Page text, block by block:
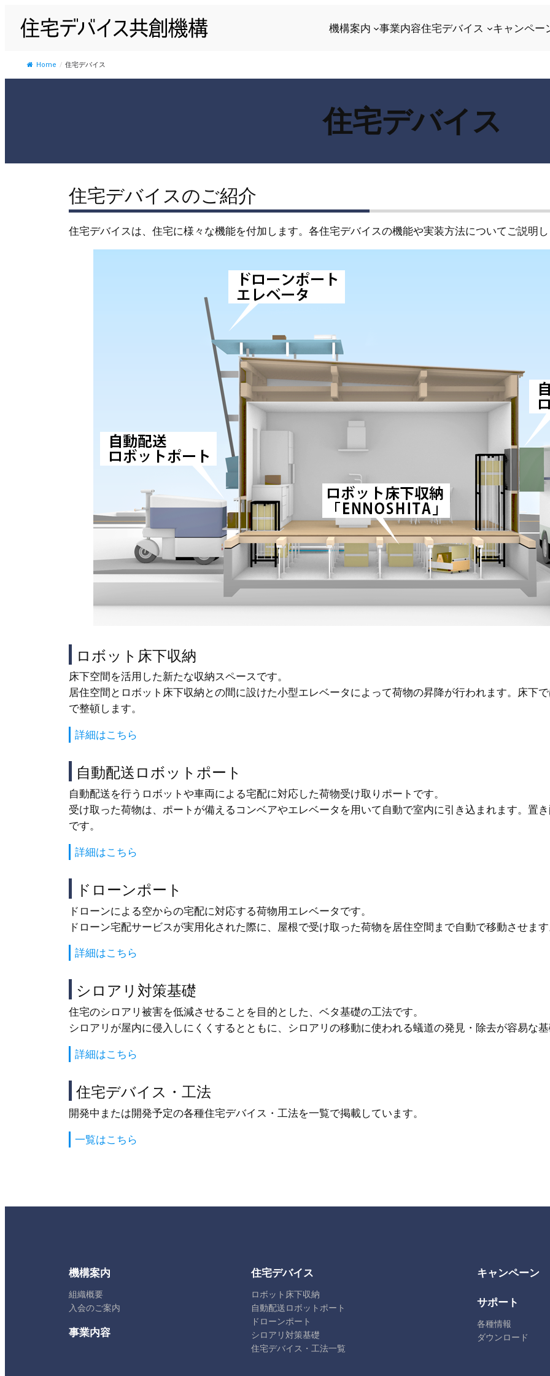
キ
機構案内 事業内容住宅デバイス キャンペー
Home / 住宅デバイス
住宅デバイス
住宅デバイスのご紹介
住宅デバイスは、住宅に様々な機能を付加します。各住宅デバイスの機能や実装方法についてご説明し
ロボット床下収納
床下空間を活用した新たな収納スペースです。
居住空間とロボット床下収納との間に設けた小型エレベータによって荷物の昇降が行われます。床下
で整頓します。
詳細はこちら
自動配送ロボットポート
自動配送を行うロボットや車両による宅配に対応した荷物受け取りポートです。
受け取った荷物は、ポートが備えるコンベアやエレベータを用いて自動で室内に引き込まれます。置
です。
詳細はこちら
ドローンポート
ドローンによる空からの宅配に対応する荷物用エレベータです。
ドローン宅配サービスが実用化された際に、屋根で受け取った荷物を居住空間まで自動で移動させます
詳細はこちら
シロアリ対策基礎
住宅のシロアリ被害を低減させることを目的とした、ベタ基礎の工法です。
シロアリが屋内に侵入しにくくするとともに、シロアリの移動に使われる蟻道の発見・除去が容易な基
詳細はこちら
住宅デバイス・工法
開発中または開発予定の各種住宅デバイス・工法を一覧で掲載しています。
一覧はこちら
機構案内
組織概要
入会のご案内
事業内容
住宅デバイス
ロボット床下収納
自動配送ロボットポート
ドローンポート
シロアリ対策基礎
住宅デバイス・工法一覧
キャンペーン
サポート
各種情報
ダウンロード